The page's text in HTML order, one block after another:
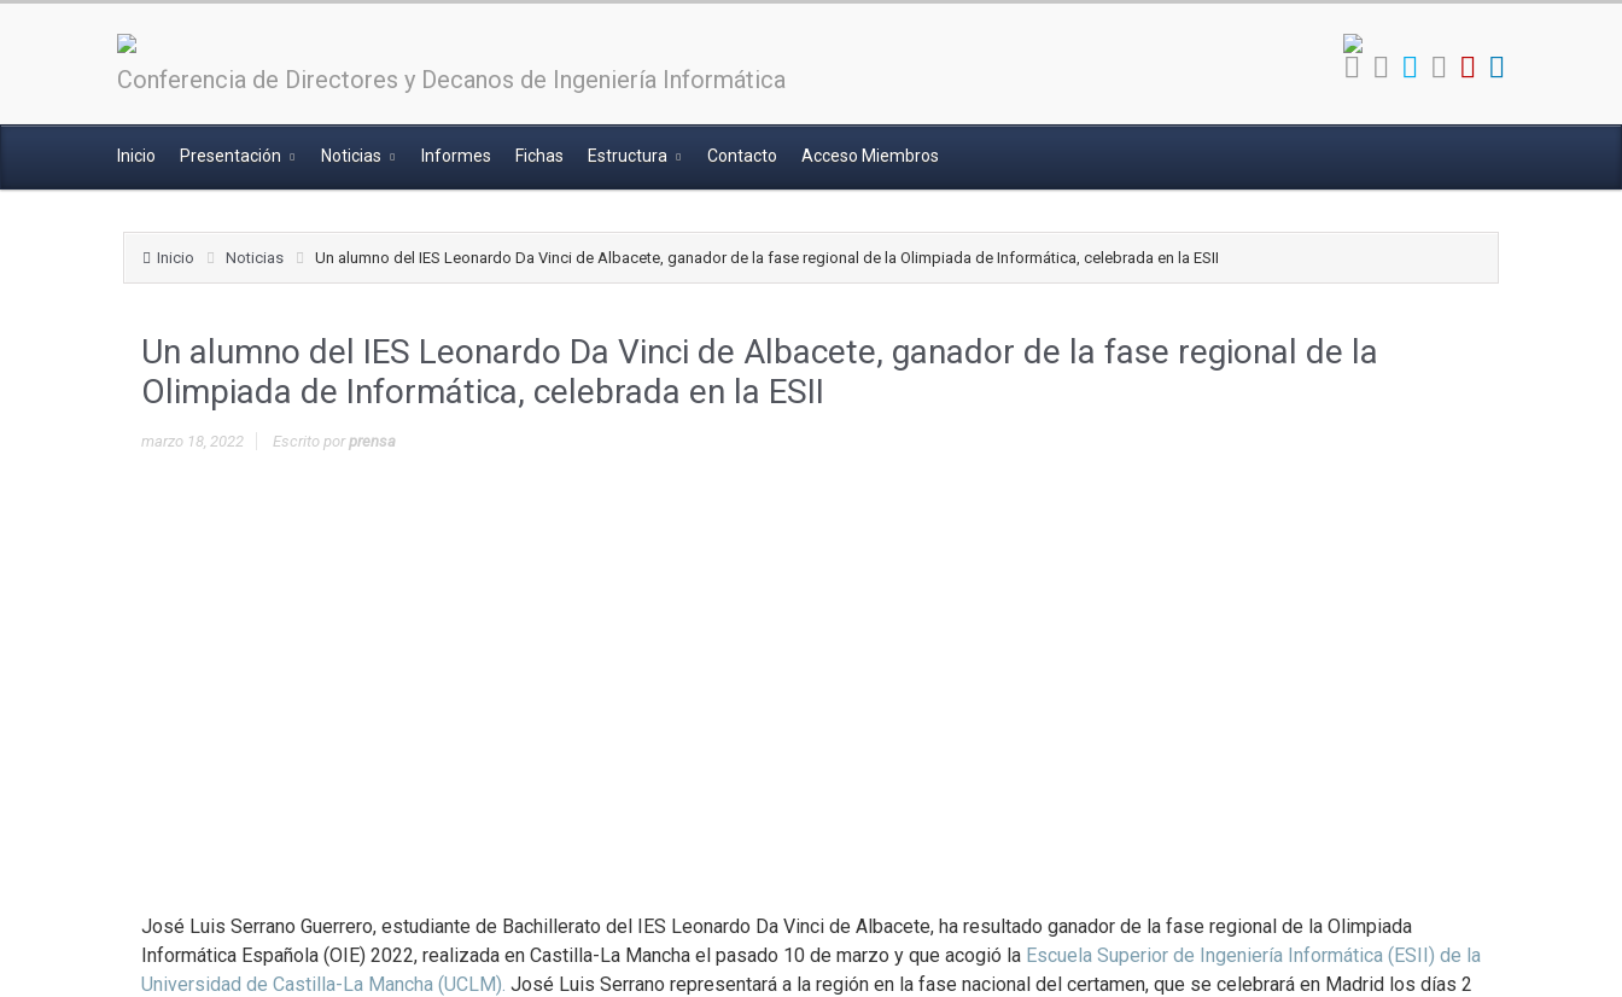
Conferencia de Directores y Decanos de Ingeniería Informática
Inicio Presentación Noticias Informes Fichas Estructura Contacto Acceso Miembros
Inicio Noticias Un alumno del IES Leonardo Da Vinci de Albacete, ganador de la fase regional de la Olimpiada de Informática, celebrada en la ESII
Un alumno del IES Leonardo Da Vinci de Albacete, ganador de la fase regional de la
Olimpiada de Informática, celebrada en la ESII
marzo 18, 2022 Escrito porprensa
José Luis Serrano Guerrero, estudiante de Bachillerato del IES Leonardo Da Vinci de Albacete, ha resultado ganador de la fase regional de la Olimpiada
Informática Española (OIE) 2022, realizada en Castilla-La Mancha el pasado 10 de marzo y que acogió la Escuela Superior de Ingeniería Informática (ESII) de la
Universidad de Castilla-La Mancha (UCLM). José Luis Serrano representará a la región en la fase nacional del certamen, que se celebrará en Madrid los días 2